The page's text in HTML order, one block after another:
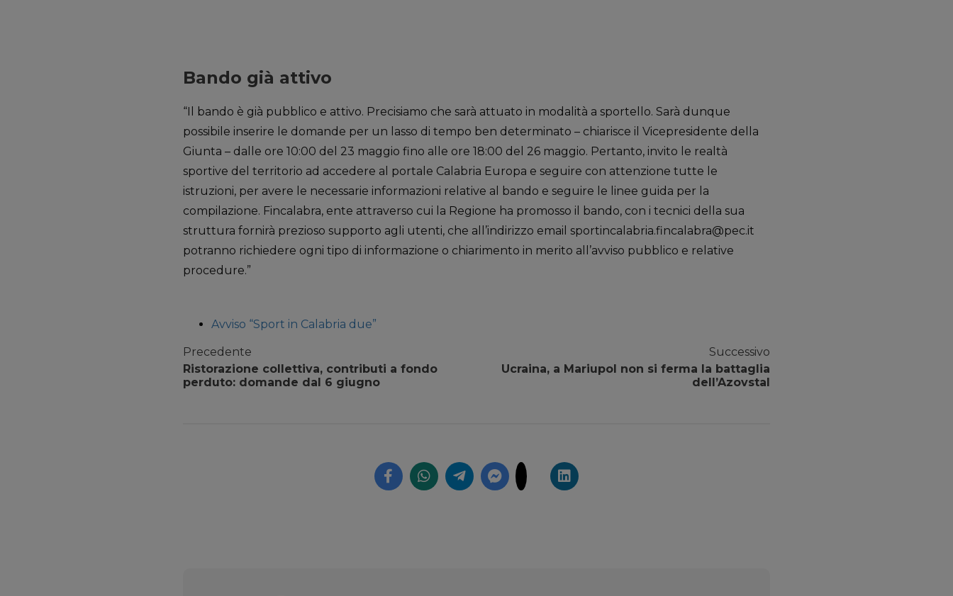
Bando già attivo
“Il bando è già pubblico e attivo. Precisiamo che sarà attuato in modalità a sportello. Sarà dunque
possibile inserire le domande per un lasso di tempo ben determinato – chiarisce il Vicepresidente della
Giunta – dalle ore 10:00 del 23 maggio fino alle ore 18:00 del 26 maggio. Pertanto, invito le realtà
sportive del territorio ad accedere al portale Calabria Europa e seguire con attenzione tutte le
istruzioni, per avere le necessarie informazioni relative al bando e seguire le linee guida per la
compilazione. Fincalabra, ente attraverso cui la Regione ha promosso il bando, con i tecnici della sua
struttura fornirà prezioso supporto agli utenti, che all’indirizzo email sportincalabria.fincalabra@pec.it
potranno richiedere ogni tipo di informazione o chiarimento in merito all’avviso pubblico e relative
procedure.”
Avviso “Sport in Calabria due”
Precedente
Ristorazione collettiva, contributi a fondo
perduto: domande dal 6 giugno
Successivo
Ucraina, a Mariupol non si ferma la battaglia
dell’Azovstal